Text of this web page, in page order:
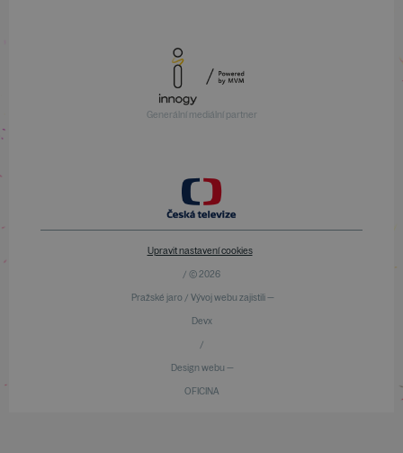
Generální mediální partner
Upravit nastavení cookies
/ © 2026
Pražské jaro / Vývoj webu zajistili —
Devx
/
Design webu —
OFICINA